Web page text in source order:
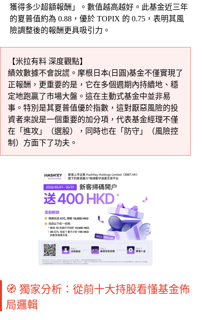
獲得多少超額報酬」。數值越高越好。此基金近三年
的夏普值約為 0.88，優於 TOPIX 的 0.75，表明其風
險調整後的報酬更具吸引力。
【米拉有料 深度觀點】
績效數據不會說謊。摩根日本(日圓)基金不僅實現了
正報酬，更重要的是，它在多個週期內持續地、穩
定地跑贏了市場大盤。這在主動式基金中並非易
事。特別是其夏普值優於指數，這對厭惡風險的投
資者來說是一個重要的加分項，代表基金經理不僅
在「進攻」（選股），同時也在「防守」（風險控
制）方面下了功夫。
🧭 獨家分析：從前十大持股看懂基金佈
局邏輯